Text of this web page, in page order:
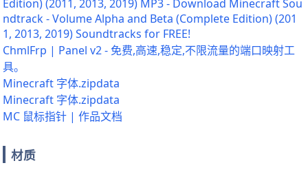
Edition) (2011, 2013, 2019) MP3 - Download Minecraft Sou
ndtrack - Volume Alpha and Beta (Complete Edition) (201
1, 2013, 2019) Soundtracks for FREE!
ChmlFrp | Panel v2 - 免费,高速,稳定,不限流量的端口映射工
具。
Minecraft 字体.zipdata
Minecraft 字体.zipdata
MC 鼠标指针 | 作品文档
材质